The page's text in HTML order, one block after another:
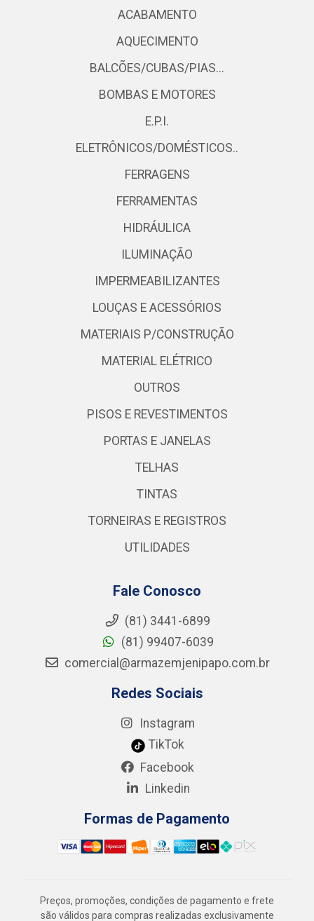
ACABAMENTO
AQUECIMENTO
BALCÕES/CUBAS/PIAS...
BOMBAS E MOTORES
E.P.I.
ELETRÔNICOS/DOMÉSTICOS..
FERRAGENS
FERRAMENTAS
HIDRÁULICA
ILUMINAÇÃO
IMPERMEABILIZANTES
LOUÇAS E ACESSÓRIOS
MATERIAIS P/CONSTRUÇÃO
MATERIAL ELÉTRICO
OUTROS
PISOS E REVESTIMENTOS
PORTAS E JANELAS
TELHAS
TINTAS
TORNEIRAS E REGISTROS
UTILIDADES
Fale Conosco
(81) 3441-6899
(81) 99407-6039
comercial@armazemjenipapo.com.br
Redes Sociais
Instagram
TikTok
Facebook
Linkedin
Formas de Pagamento
Preços, promoções, condições de pagamento e frete
são válidos para compras realizadas exclusivamente